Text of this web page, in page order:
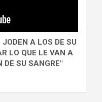
A LOS DE SU
LO QUE LE VAN A
DE SU SANGRE"